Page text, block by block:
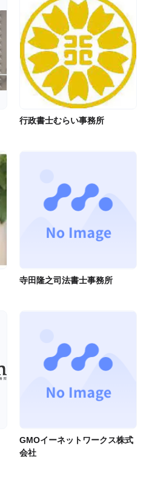
行政書士むらい事務所
寺田隆之司法書士事務所
GMOイーネットワークス株式
会社